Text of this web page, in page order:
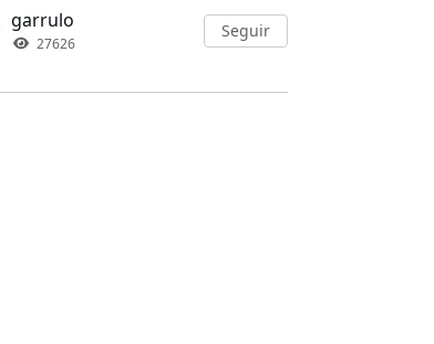
garrulo
27626
Seguir